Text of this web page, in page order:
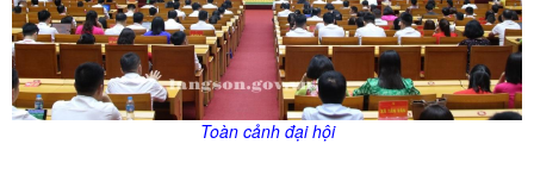
Toàn cảnh đại hội